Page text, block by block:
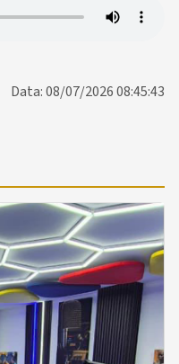
Data: 08/07/2026 08:45:43